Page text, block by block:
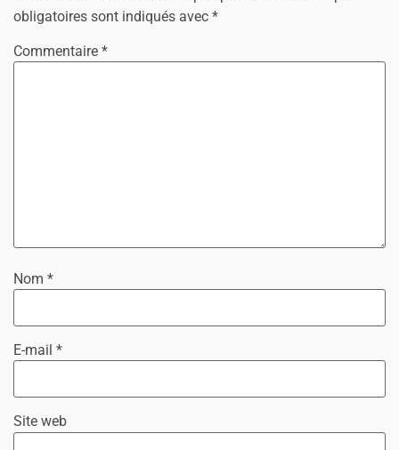
obligatoires sont indiqués avec *
Commentaire *
Nom *
E-mail *
Site web